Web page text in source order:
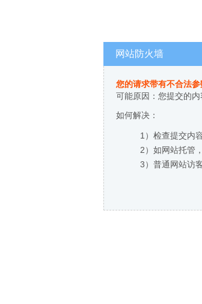
网站防火墙
您的请求带有不合法
可能原因：您提交的
如何解决：
1）检查提交内
2）如网站托管
3）普通网站访